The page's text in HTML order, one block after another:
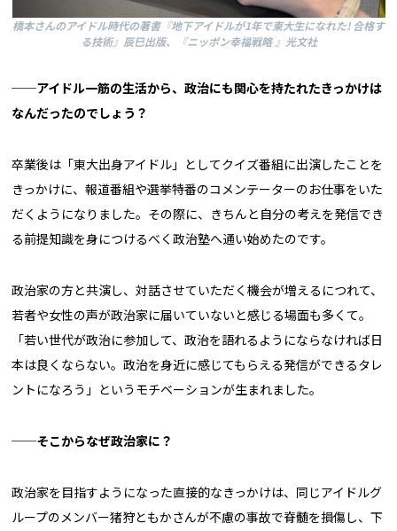
橋本さんのアイドル時代の著書『地下アイドルが1年で東大生になれた! 合格す
る技術』辰巳出版、『ニッポン幸福戦略 』光文社
──アイドル一筋の生活から、政治にも関心を持たれたきっかけは
なんだったのでしょう？
卒業後は「東大出身アイドル」としてクイズ番組に出演したことを
きっかけに、報道番組や選挙特番のコメンテーターのお仕事をいた
だくようになりました。その際に、きちんと自分の考えを発信でき
る前提知識を身につけるべく政治塾へ通い始めたのです。
政治家の方と共演し、対話させていただく機会が増えるにつれて、
若者や女性の声が政治家に届いていないと感じる場面も多くて。
「若い世代が政治に参加して、政治を語れるようにならなければ日
本は良くならない。政治を身近に感じてもらえる発信ができるタレ
ントになろう」というモチベーションが生まれました。
──そこからなぜ政治家に？
政治家を目指すようになった直接的なきっかけは、同じアイドルグ
ループのメンバー猪狩ともかさんが不慮の事故で脊髄を損傷し、下